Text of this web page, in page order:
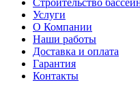
Строительство
Услуги
О Компании
Наши работы
Доставка и оплата
Гарантия
Контакты